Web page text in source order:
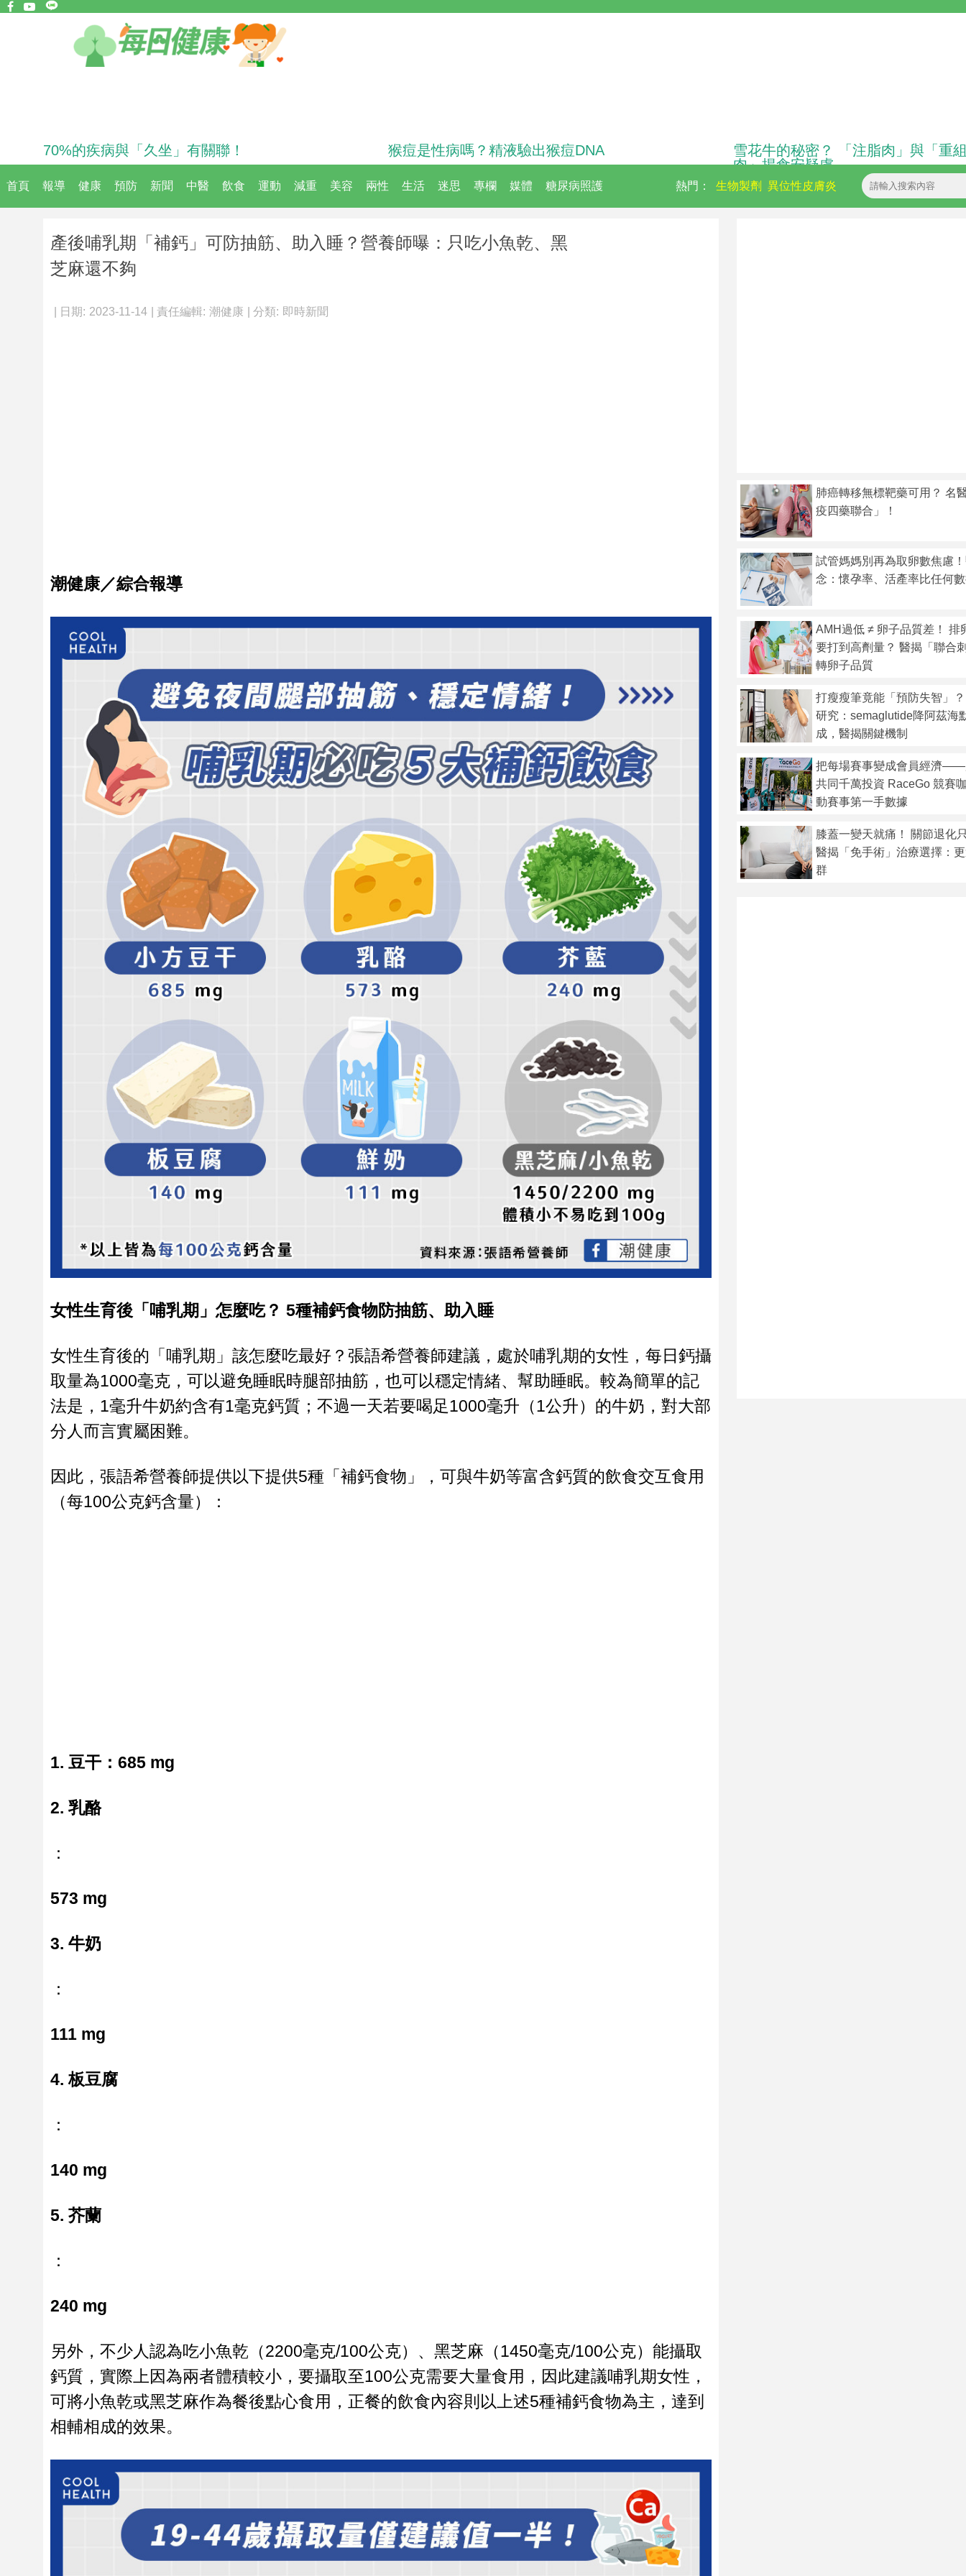
70%的疾病與「久坐」有關聯！ 猴痘是性病嗎？精液驗出猴痘DNA
雪花牛的秘密？ 「注脂肉」與「重
肉」揭食安疑慮
首頁 報導 健康 預防 新聞 中醫 飲食 運動 減重 美容 兩性 生活 迷思 專欄 媒體 糖尿病照護 異位性皮膚炎
生物製劑
熱門：
產後哺乳期「補鈣」可防抽筋、助入睡？營養師曝：只吃小魚乾、黑
芝麻還不夠
| 日期: 2023-11-14 | 責任編輯: 潮健康 | 分類: 即時新聞
潮健康／綜合報導
女性生育後「哺乳期」怎麼吃？ 5種補鈣食物防抽筋、助入睡
女性生育後的「哺乳期」該怎麼吃最好？張語希營養師建議，處於哺乳期的女性，每日鈣攝
取量為1000毫克，可以避免睡眠時腿部抽筋，也可以穩定情緒、幫助睡眠。較為簡單的記
法是，1毫升牛奶約含有1毫克鈣質；不過一天若要喝足1000毫升（1公升）的牛奶，對大部
分人而言實屬困難。
因此，張語希營養師提供以下提供5種「補鈣食物」，可與牛奶等富含鈣質的飲食交互食用
（每100公克鈣含量）：
1. 豆干：685 mg
2. 乳酪
：
573 mg
3. 牛奶
：
111 mg
4. 板豆腐
：
140 mg
5. 芥蘭
：
240 mg
另外，不少人認為吃小魚乾（2200毫克/100公克）、黑芝麻（1450毫克/100公克）能攝取
鈣質，實際上因為兩者體積較小，要攝取至100公克需要大量食用，因此建議哺乳期女性，
可將小魚乾或黑芝麻作為餐後點心食用，正餐的飲食內容則以上述5種補鈣食物為主，達到
相輔相成的效果。
肺癌轉移無標靶藥可用？ 名
疫四藥聯合」！
試管媽媽別再為取卵數焦慮
念：懷孕率、活產率比任何
AMH過低 ≠ 卵子品質差！ 排
要打到高劑量？ 醫揭「聯合
轉卵子品質
打瘦瘦筆竟能「預防失智」
研究：semaglutide降阿茲海
成，醫揭關鍵機制
把每場賽事變成會員經濟——
共同千萬投資 RaceGo 競賽
動賽事第一手數據
膝蓋一變天就痛！ 關節退化
醫揭「免手術」治療選擇：
群